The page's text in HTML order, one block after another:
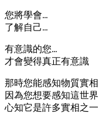
您將學會…
了解自己…
有意識的您…
才會變得真正有意識
那時您能感知物質實相
因為您想要感知這世界
心知它是許多實相之一